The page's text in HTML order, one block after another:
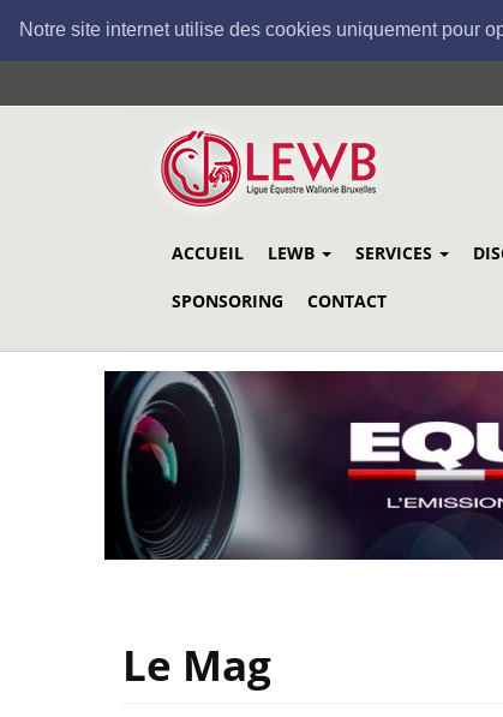
Notre site internet utilise des cookies uniquement pour
au
ACCUEIL LEWB SERVICES
SPONSORING CONTACT
Le Mag